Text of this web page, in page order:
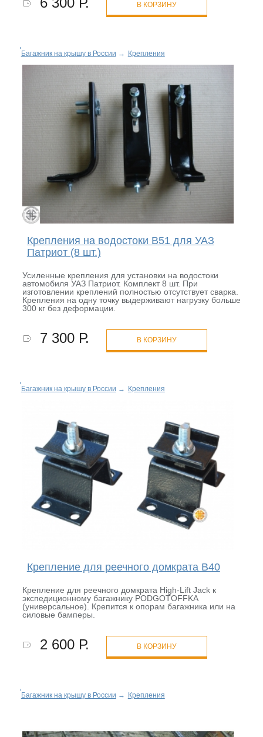
В КОРЗИНУ
Багажник на крышу в России → Крепления
Крепления на водостоки B51 для УАЗ
Патриот (8 шт.)
Усиленные крепления для установки на водостоки
автомобиля УАЗ Патриот. Комплект 8 шт. При
изготовлении креплений полностью отсутствует сварка.
Крепления на одну точку выдерживают нагрузку больше
300 кг без деформации.
7 300 Р. В КОРЗИНУ
Багажник на крышу в России → Крепления
Крепление для реечного домкрата B40
Крепление для реечного домкрата High-Lift Jack к
экспедиционному багажнику PODGOTOFFKA
(универсальное). Крепится к опорам багажника или на
силовые бамперы.
2 600 Р. В КОРЗИНУ
Багажник на крышу в России → Крепления